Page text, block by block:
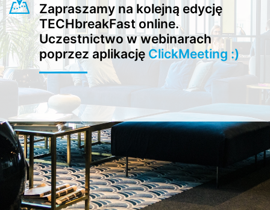
Zapraszamy na kolejną edycję
TECHbreakFast online.
Uczestnictwo w webinarach
poprzez aplikację ClickMeeting :)